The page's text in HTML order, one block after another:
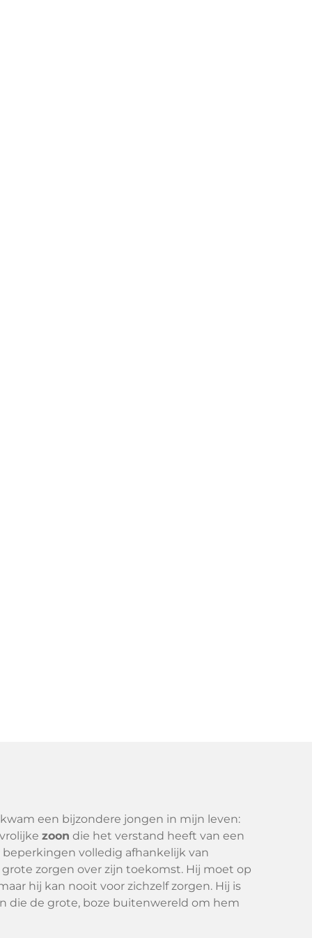
een bijzondere jongen in mijn leven:
zoon die het verstand heeft van een
beperkingen volledig afhankelijk van
zorgen over zijn toekomst. Hij moet op
hij kan nooit voor zichzelf zorgen. Hij is
die de grote, boze buitenwereld om hem